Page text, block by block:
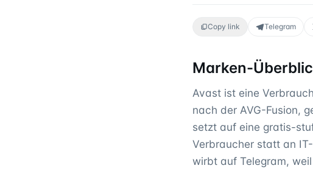
Copy link Telegram
Marken-
Avast ist eine
nach der AVG-Fusion,
setzt auf eine gratis-
Verbraucher statt an
wirbt auf Telegram,